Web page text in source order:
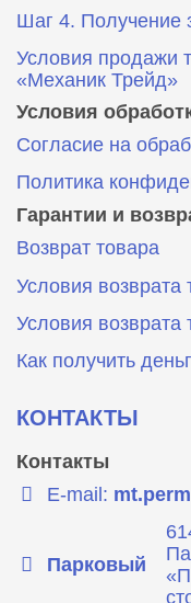
Шаг 4. Получение
Условия продажи
«Механик Трейд»
Условия
Согласие на
Политика
Гарантии и
Возврат товара
Условия возврата
Условия возврата
Как получить
КОНТАКТЫ
Контакты
E-mail:
Парковый